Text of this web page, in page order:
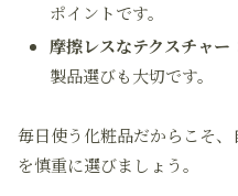
ポイントです。
摩擦レスなテクスチャー
製品選びも大切です。
毎日使う化粧品だからこそ
を慎重に選びましょう。